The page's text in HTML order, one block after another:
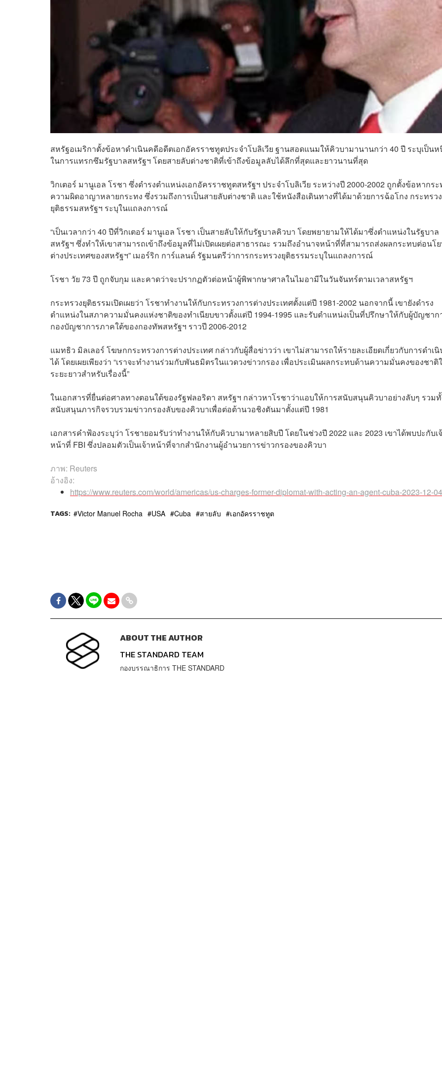
สหรัฐอเมริกาตั้งข้อหาดำเนินคดีอดีตเอกอัครราชทูตประจำโบลิเวีย ฐานสอดแนมให้คิวบามานานกว่า 40 ปี ระบุเป็นห
ในการแทรกซึมรัฐบาลสหรัฐฯ โดยสายลับต่างชาติที่เข้าถึงข้อมูลลับได้ลึกที่สุดและยาวนานที่สุด
วิกเตอร์ มานูเอล โรชา ซึ่งดำรงตำแหน่งเอกอัครราชทูตสหรัฐฯ ประจำโบลิเวีย ระหว่างปี 2000-2002 ถูกตั้งข้อหากระ
ความผิดอาญาหลายกระทง ซึ่งรวมถึงการเป็นสายลับต่างชาติ และใช้หนังสือเดินทางที่ได้มาด้วยการฉ้อโกง กระทรวง
ยุติธรรมสหรัฐฯ ระบุในแถลงการณ์
“เป็นเวลากว่า 40 ปีที่วิกเตอร์ มานูเอล โรชา เป็นสายลับให้กับรัฐบาลคิวบา โดยพยายามให้ได้มาซึ่งตำแหน่งในรัฐบาล
สหรัฐฯ ซึ่งทำให้เขาสามารถเข้าถึงข้อมูลที่ไม่เปิดเผยต่อสาธารณะ รวมถึงอำนาจหน้าที่ที่สามารถส่งผลกระทบต่อนโ
ต่างประเทศของสหรัฐฯ” เมอร์ริก การ์แลนด์ รัฐมนตรีว่าการกระทรวงยุติธรรมระบุในแถลงการณ์
โรชา วัย 73 ปี ถูกจับกุม และคาดว่าจะปรากฏตัวต่อหน้าผู้พิพากษาศาลในไมอามีในวันจันทร์ตามเวลาสหรัฐฯ
กระทรวงยุติธรรมเปิดเผยว่า โรชาทำงานให้กับกระทรวงการต่างประเทศตั้งแต่ปี 1981-2002 นอกจากนี้ เขายังดำรง
ตำแหน่งในสภาความมั่นคงแห่งชาติของทำเนียบขาวตั้งแต่ปี 1994-1995 และรับตำแหน่งเป็นที่ปรึกษาให้กับผู้บัญชาก
กองบัญชาการภาคใต้ของกองทัพสหรัฐฯ ราวปี 2006-2012
แมทธิว มิลเลอร์ โฆษกกระทรวงการต่างประเทศ กล่าวกับผู้สื่อข่าวว่า เขาไม่สามารถให้รายละเอียดเกี่ยวกับการดำเ
ได้ โดยเผยเพียงว่า “เราจะทำงานร่วมกับพันธมิตรในแวดวงข่าวกรอง เพื่อประเมินผลกระทบด้านความมั่นคงของชาติ
ระยะยาวสำหรับเรื่องนี้”
ในเอกสารที่ยื่นต่อศาลทางตอนใต้ของรัฐฟลอริดา สหรัฐฯ กล่าวหาโรชาว่าแอบให้การสนับสนุนคิวบาอย่างลับๆ รวม
สนับสนุนภารกิจรวบรวมข่าวกรองลับของคิวบาเพื่อต่อต้านวอชิงตันมาตั้งแต่ปี 1981
เอกสารคำฟ้องระบุว่า โรชายอมรับว่าทำงานให้กับคิวบามาหลายสิบปี โดยในช่วงปี 2022 และ 2023 เขาได้พบปะกับเ
หน้าที่ FBI ซึ่งปลอมตัวเป็นเจ้าหน้าที่จากสำนักงานผู้อำนวยการข่าวกรองของคิวบา
ภาพ: Reuters
อ้างอิง:
https://www.reuters.com/world/americas/us-charges-former-diplomat-with-acting-an-agent-cuba-2023-12-
TAGS: Victor Manuel Rocha USA Cuba สายลับ เอกอัครราชทูต
ABOUT THE AUTHOR
THE STANDARD TEAM
กองบรรณาธิการ THE STANDARD